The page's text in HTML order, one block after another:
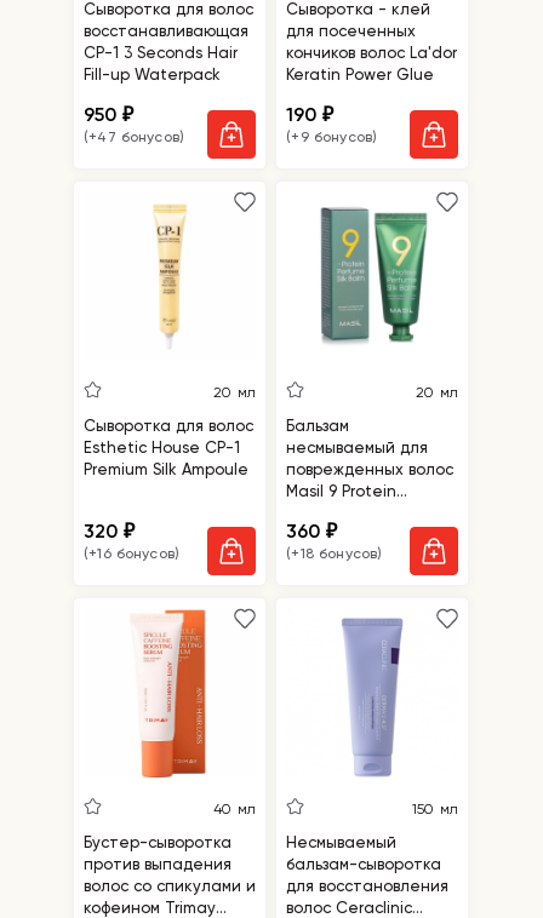
Сыворотка для волос
восстанавливающая
CP-1 3 Seconds Hair
Fill-up Waterpack
950₽
(+47 бонусов)
Сыворотка - клей
для посеченных
кончиков волос La'dor
Keratin Power Glue
190₽
(+9 бонусов)
20 мл
Сыворотка для волос
Esthetic House CP-1
Premium Silk Ampoule
320₽
(+16 бонусов)
20 мл
Бальзам
несмываемый для
поврежденных волос
Masil 9 Protein
360₽
(+18 бонусов)
40 мл
Бустер-сыворотка
против выпадения
волос со спикулами и
кофеином Trimay
150 мл
Несмываемый
бальзам-сыворотка
для восстановления
волос Ceraclinic